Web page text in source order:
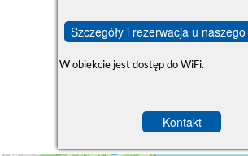
Szczegóły i rezerwacja u
W obiekcie jest dostęp do WiFi.
Kontakt